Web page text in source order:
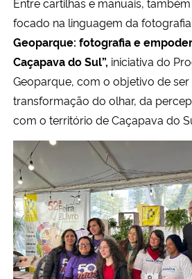
focado na linguagem da fotografia:
Geoparque: fotografia e
Caçapava do Sul”, iniciativa do
Geoparque, com o objetivo de
transformação do olhar, da
com o território de Caçapava do